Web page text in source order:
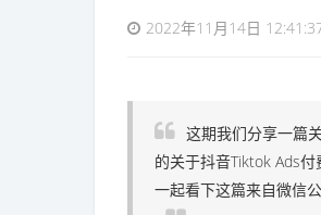
2022年11月14日
这期我们分享一篇
的关于抖音Tiktok Ads
一起看下这篇来自微信